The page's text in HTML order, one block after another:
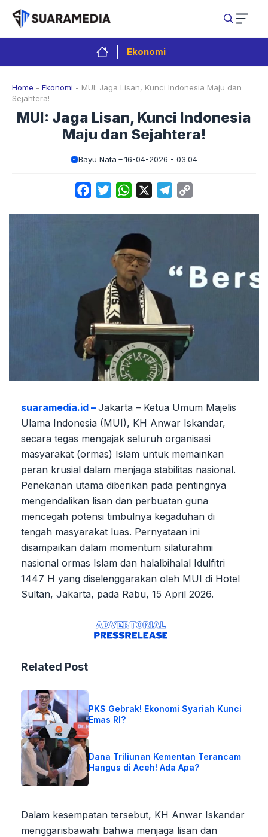
Langsung
isi
Ekonomi
Home - Ekonomi - MUI: Jaga Lisan, Kunci Indonesia Maju dan
Sejahtera!
MUI: Jaga Lisan, Kunci Indonesia
Maju dan Sejahtera!
Bayu Nata 16-04-2026 - 03.04
FacebookTwitterWhatsApp Telegram
suaramedia.id – Jakarta – Ketua Umum Majelis
Ulama Indonesia (MUI), KH Anwar Iskandar,
secara tegas mengajak seluruh organisasi
masyarakat (ormas) Islam untuk memainkan
peran krusial dalam menjaga stabilitas nasional.
Penekanan utama diberikan pada pentingnya
mengendalikan lisan dan perbuatan guna
mencegah potensi timbulnya kegaduhan di
tengah masyarakat luas. Pernyataan ini
disampaikan dalam momentum silaturahmi
nasional ormas Islam dan halalbihalal Idulfitri
1447 H yang diselenggarakan oleh MUI di Hotel
Sultan, Jakarta, pada Rabu, 15 April 2026.
Related Post
PKS Gebrak! Ekonomi Syariah Kunci
Emas RI?
Dana Triliunan Kementan Terancam
Hangus di Aceh! Ada Apa?
Dalam kesempatan tersebut, KH Anwar Iskandar
menggarisbawahi bahwa menjaga lisan dan